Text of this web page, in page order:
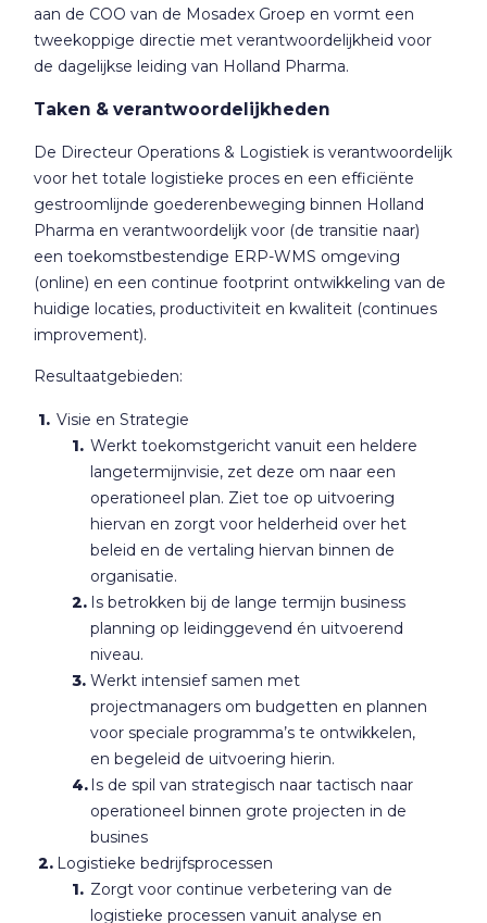
aan de COO van de Mosadex Groep en vormt een
tweekoppige directie met verantwoordelijkheid voor
de dagelijkse leiding van Holland Pharma.
Taken & verantwoordelijkheden
De Directeur Operations & Logistiek is verantwoordelijk
voor het totale logistieke proces en een efficiënte
gestroomlijnde goederenbeweging binnen Holland
Pharma en verantwoordelijk voor (de transitie naar)
een toekomstbestendige ERP-WMS omgeving
(online) en een continue footprint ontwikkeling van de
huidige locaties, productiviteit en kwaliteit (continues
improvement).
Resultaatgebieden:
Visie en Strategie
Werkt toekomstgericht vanuit een heldere
langetermijnvisie, zet deze om naar een
operationeel plan. Ziet toe op uitvoering
hiervan en zorgt voor helderheid over het
beleid en de vertaling hiervan binnen de
organisatie.
Is betrokken bij de lange termijn business
planning op leidinggevend én uitvoerend
niveau.
Werkt intensief samen met
projectmanagers om budgetten en plannen
voor speciale programma’s te ontwikkelen,
en begeleid de uitvoering hierin.
Is de spil van strategisch naar tactisch naar
operationeel binnen grote projecten in de
busines
Logistieke bedrijfsprocessen
Zorgt voor continue verbetering van de
logistieke processen vanuit analyse en